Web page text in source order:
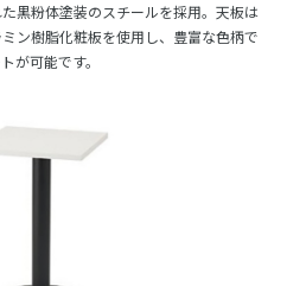
黒粉体塗装のスチールを採用。天板は
ン樹脂化粧板を使用し、豊富な色柄で
が可能です。